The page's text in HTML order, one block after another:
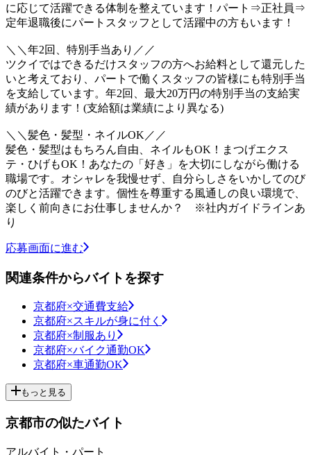
に応じて活躍できる体制を整えています！パート⇒正社員⇒
定年退職後にパートスタッフとして活躍中の方もいます！
＼＼年2回、特別手当あり／／
ツクイではできるだけスタッフの方へお給料として還元した
いと考えており、パートで働くスタッフの皆様にも特別手当
を支給しています。年2回、最大20万円の特別手当の支給実
績があります！(支給額は業績により異なる)
＼＼髪色・髪型・ネイルOK／／
髪色・髪型はもちろん自由、ネイルもOK！まつげエクス
テ・ひげもOK！あなたの「好き」を大切にしながら働ける
職場です。オシャレを我慢せず、自分らしさをいかしてのび
のびと活躍できます。個性を尊重する風通しの良い環境で、
楽しく前向きにお仕事しませんか？ ※社内ガイドラインあ
り
応募画面に進む
関連条件からバイトを探す
京都府×交通費支給
京都府×スキルが身に付く
京都府×制服あり
京都府×バイク通勤OK
京都府×車通勤OK
もっと見る
京都市の似たバイト
アルバイト・パート